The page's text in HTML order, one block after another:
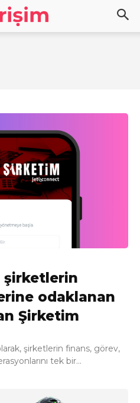
şirketlerin
odaklanan
Şirketim
şirketlerin finans, görev,
tek bir...